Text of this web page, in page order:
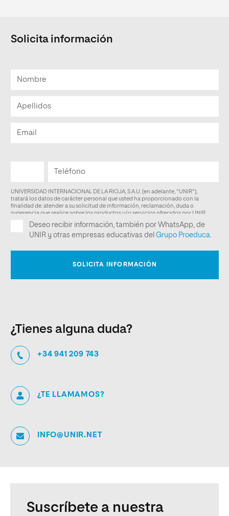
Solicita información
¿Tienes alguna duda?
+34 941 209 743
¿TE LLAMAMOS?
INFO@UNIR.NET
Suscríbete a nuestra